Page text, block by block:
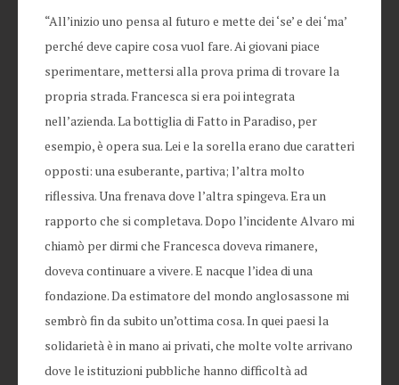
“All’inizio uno pensa al futuro e mette dei ‘se’ e dei ‘ma’
perché deve capire cosa vuol fare. Ai giovani piace
sperimentare, mettersi alla prova prima di trovare la
propria strada. Francesca si era poi integrata
nell’azienda. La bottiglia di Fatto in Paradiso, per
esempio, è opera sua. Lei e la sorella erano due caratteri
opposti: una esuberante, partiva; l’altra molto
riflessiva. Una frenava dove l’altra spingeva. Era un
rapporto che si completava. Dopo l’incidente Alvaro mi
chiamò per dirmi che Francesca doveva rimanere,
doveva continuare a vivere. E nacque l’idea di una
fondazione. Da estimatore del mondo anglosassone mi
sembrò fin da subito un’ottima cosa. In quei paesi la
solidarietà è in mano ai privati, che molte volte arrivano
dove le istituzioni pubbliche hanno difficoltà ad